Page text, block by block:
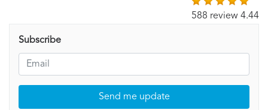
588 review 4.44
Subscribe
Send me update